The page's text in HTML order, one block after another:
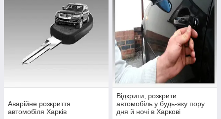
Аварійне розкриття
автомобіля Харків
Відкрити, розкрити
автомобіль у будь-яку пору
дня й ночі в Харкові